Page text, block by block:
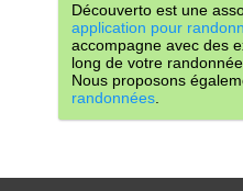
Découverto est une
application pour
accompagne avec des
long de votre randonnée.
Nous proposons
randonnées